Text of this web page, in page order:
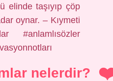
elinde taşıyıp çöp
oynar. – Kıymeti
#anlamlısözler
nelerdir?